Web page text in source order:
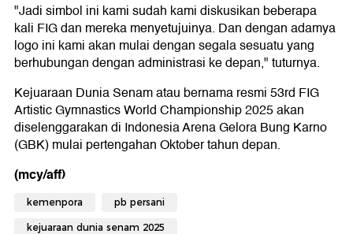
"Jadi simbol ini kami sudah kami diskusikan beberapa
kali FIG dan mereka menyetujuinya. Dan dengan adamya
logo ini kami akan mulai dengan segala sesuatu yang
berhubungan dengan administrasi ke depan," tuturnya.
Kejuaraan Dunia Senam atau bernama resmi 53rd FIG
Artistic Gymnastics World Championship 2025 akan
diselenggarakan di Indonesia Arena Gelora Bung Karno
(GBK) mulai pertengahan Oktober tahun depan.
(mcy/aff)
kemenpora pb persani
kejuaraan dunia senam 2025